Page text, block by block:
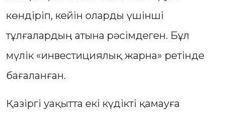
көндіріп, кейін оларды үшінші
тұлғалардың атына рәсімдеген. Бұл
мүлік «инвестициялық жарна» ретінде
бағаланған.
Қазіргі уақытта екі күдікті қамауға